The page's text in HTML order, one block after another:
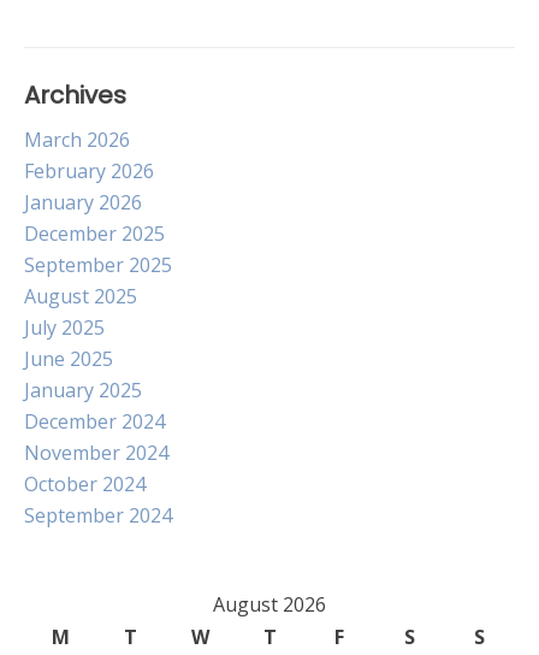
Archives
March 2026
February 2026
January 2026
December 2025
September 2025
August 2025
July 2025
June 2025
January 2025
December 2024
November 2024
October 2024
September 2024
August 2026
M
T W T F S
S